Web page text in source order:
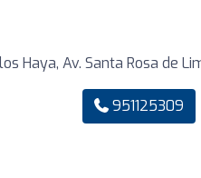
Haya, Av. Santa Rosa de
951125309